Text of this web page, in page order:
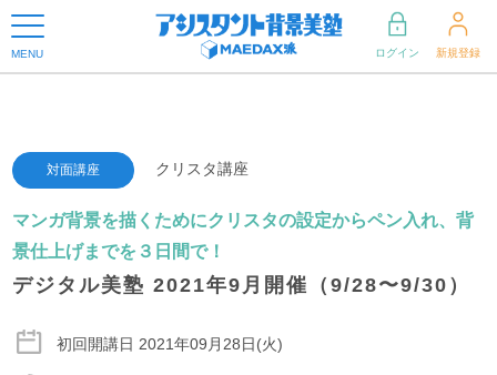
MENU ログイン 新規登録
対面講座 クリスタ講座
マンガ背景を描くためにクリスタの設定からペン入れ、背
景仕上げまでを３日間で！
デジタル美塾 2021年9月開催（9/28〜9/30）
初回開講日 2021年09月28日(火)